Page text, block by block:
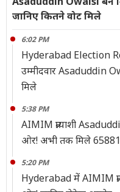
जानिए कितने वोट मिले
6:02 PM
Hyderabad Election
उम्मीदवार Asaduddin
मिले
5:38 PM
AIMIM प्रत्याशी
ओर! अभी तक मिले
5:20 PM
Hyderabad में AIMIM